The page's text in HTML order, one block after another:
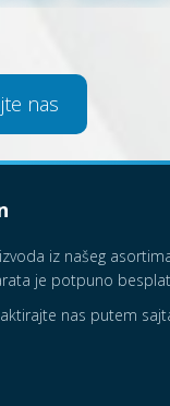
nas
iz našeg
je potpuno
nas putem